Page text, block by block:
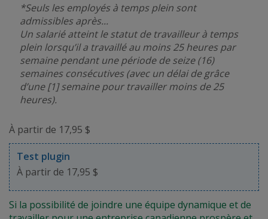
*Seuls les employés à temps plein sont
admissibles après...
Un salarié atteint le statut de travailleur à temps
plein lorsqu’il a travaillé au moins 25 heures par
semaine pendant une période de seize (16)
semaines consécutives (avec un délai de grâce
d’une [1] semaine pour travailler moins de 25
heures).
À partir de 17,95 $
Test plugin
À partir de 17,95 $
Si la possibilité de joindre une équipe dynamique et de